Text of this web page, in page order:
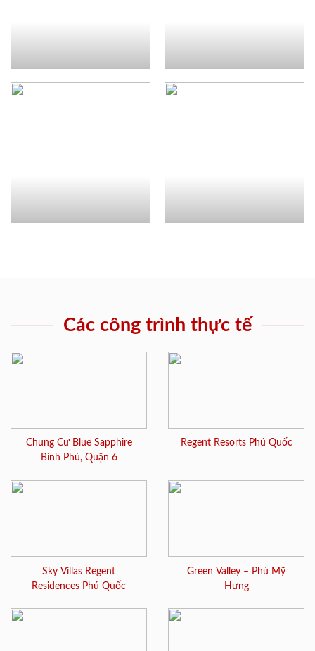
Các công trình thực tế
Chung Cư Blue Sapphire
Bình Phú, Quận 6
Regent Resorts Phú Quốc
Sky Villas Regent
Residences Phú Quốc
Green Valley – Phú Mỹ
Hưng